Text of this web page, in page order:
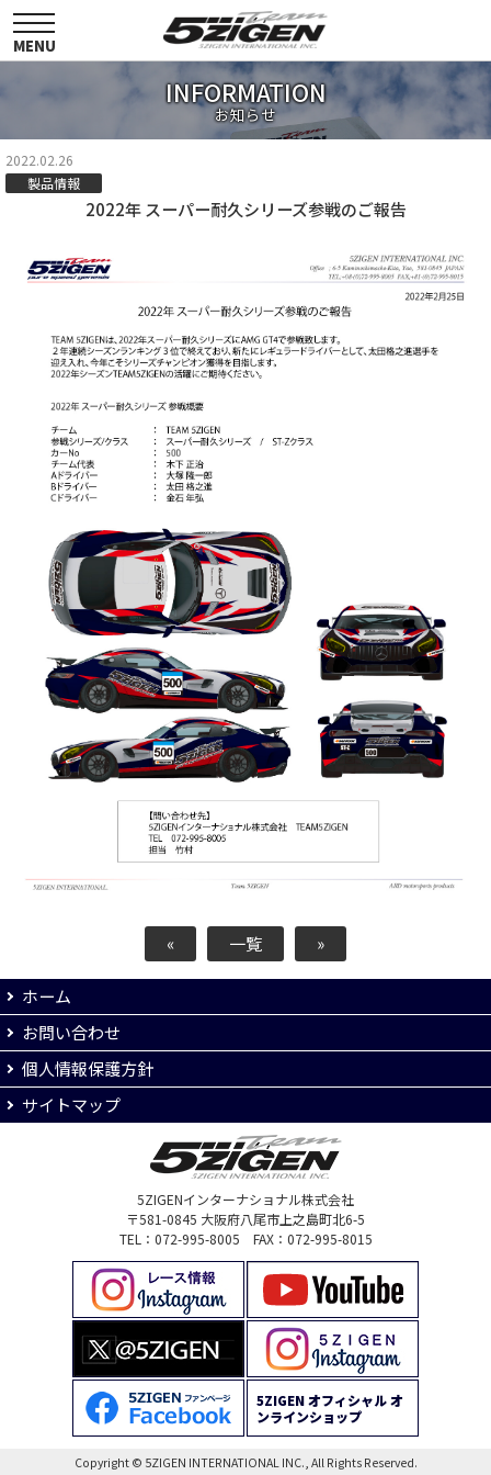
toggle
navigation
MENU
INFORMATION
お知らせ
2022.02.26
製品情報
2022年 スーパー耐久シリーズ参戦のご報告
« 一覧 »
ホーム
お問い合わせ
個人情報保護方針
サイトマップ
5ZIGENインターナショナル株式会社
〒581-0845 大阪府八尾市上之島町北6-5
TEL：072-995-8005 FAX：072-995-8015
5ZIGEN オフィシャル オ
ンラインショップ
Copyright © 5ZIGEN INTERNATIONAL INC., All Rights Reserved.